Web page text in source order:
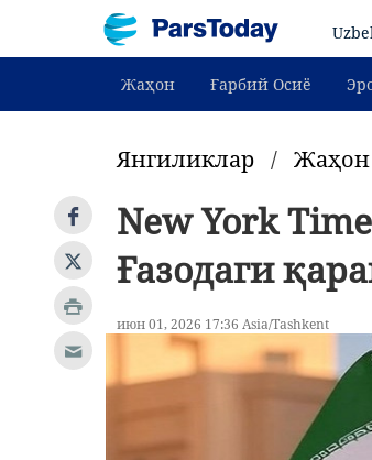
Жаҳон Ғарбий Осиё
Янгиликлар / Жаҳон
New York
Ғазодаги
июн 01, 2026 17:36 Asia/Tashkent